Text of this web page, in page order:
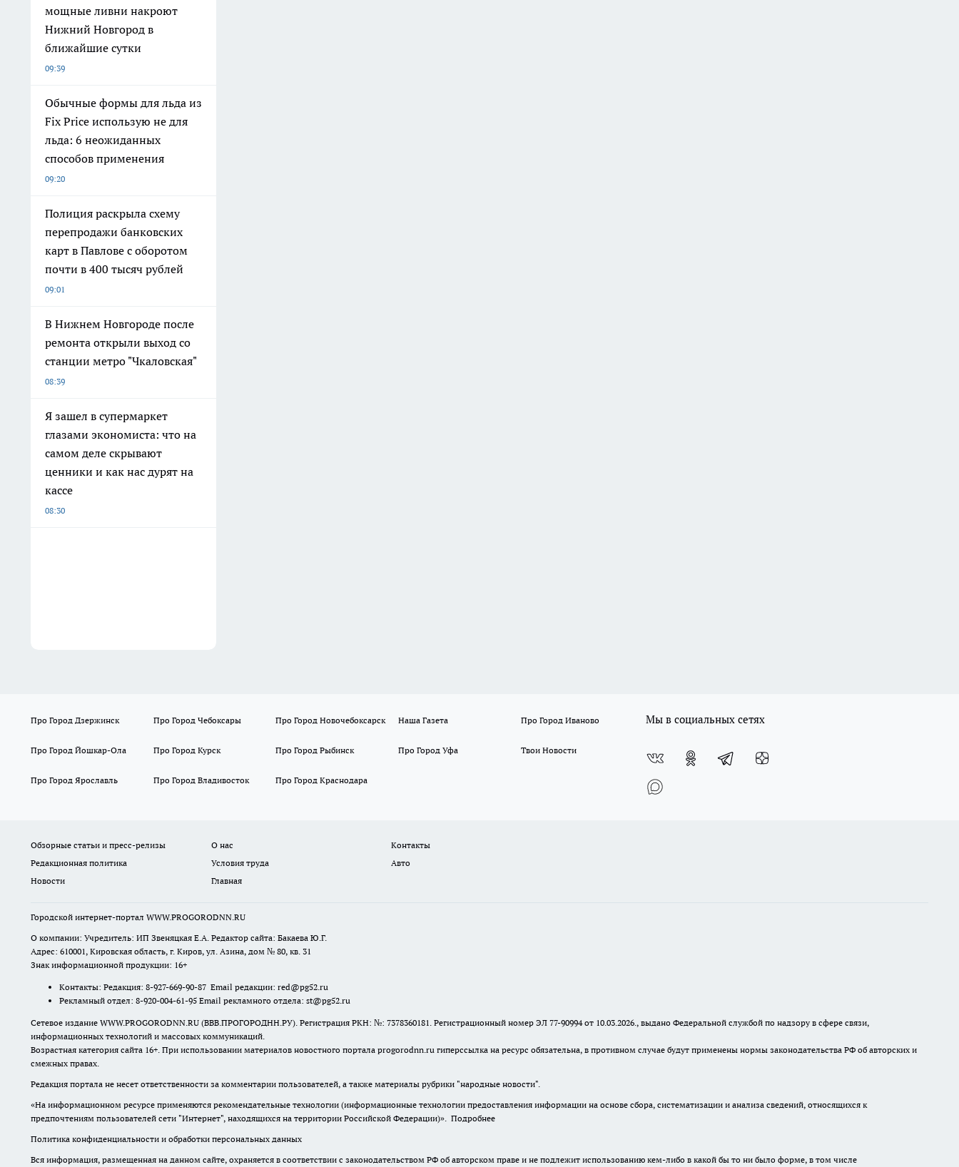
мощные ливни накроют
Нижний Новгород в
ближайшие сутки
09:39
Обычные формы для льда из
Fix Price использую не для
льда: 6 неожиданных
способов применения
09:20
Полиция раскрыла схему
перепродажи банковских
карт в Павлове с оборотом
почти в 400 тысяч рублей
09:01
В Нижнем Новгороде после
ремонта открыли выход со
станции метро "Чкаловская"
08:39
Я зашел в супермаркет
глазами экономиста: что на
самом деле скрывают
ценники и как нас дурят на
кассе
08:30
Про Город Дзержинск Про Город Чебоксары Про Город Новочебоксарск Наша Газета Про Город Иваново
Про Город Йошкар-Ола Про Город Курск Про Город Рыбинск Про Город Уфа Твои Новости
Про Город Ярославль Про Город Владивосток Про Город Краснодара
Мы в социальных сетях
Обзорные статьи и пресс-релизы О нас
Контакты
Редакционная политика
Условия труда
Авто
Новости
Главная
Городской интернет-портал WWW.PROGORODNN.RU
О компании: Учредитель: ИП Звеняцкая Е.А. Редактор сайта: Бакаева Ю.Г.
Адрес: 610001, Кировская область, г. Киров, ул. Азина, дом № 80, кв. 31
Знак информационной продукции: 16+
Контакты: Редакция: 8-927-669-90-87 Email редакции: red@pg52.ru
Рекламный отдел: 8-920-004-61-95 Email рекламного отдела: st@pg52.ru
Сетевое издание WWW.PROGORODNN.RU (ВВВ.ПРОГОРОДНН.РУ). Регистрация РКН: №: 7378360181. Регистрационный номер ЭЛ 77-90994 от 10.03.2026., выдано Федеральной службой по надзору в сфере связи,
информационных технологий и массовых коммуникаций.
Возрастная категория сайта 16+. При использовании материалов новостного портала progorodnn.ru гиперссылка на ресурс обязательна, в противном случае будут применены нормы законодательства РФ об авторских и
смежных правах.
Редакция портала не несет ответственности за комментарии пользователей, а также материалы рубрики "народные новости".
«На информационном ресурсе применяются рекомендательные технологии (информационные технологии предоставления информации на основе сбора, систематизации и анализа сведений, относящихся к
предпочтениям пользователей сети "Интернет", находящихся на территории Российской Федерации)». Подробнее
Политика конфиденциальности и обработки персональных данных
Вся информация, размещенная на данном сайте, охраняется в соответствии с законодательством РФ об авторском праве и не подлежит использованию кем-либо в какой бы то ни было форме, в том числе